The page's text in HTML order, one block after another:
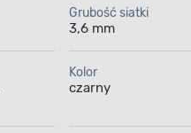
Grubość siatki
3,6 mm
Kolor
czarny